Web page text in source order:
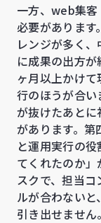
一方、web集客
必要がありま
レンジが多く
に成果の出方
ヶ月以上かけ
行のほうが合い
が抜けたあと
があります。第
と運用実行の
てくれたのか」
スクで、担当
ルが合わない
引き出せません。